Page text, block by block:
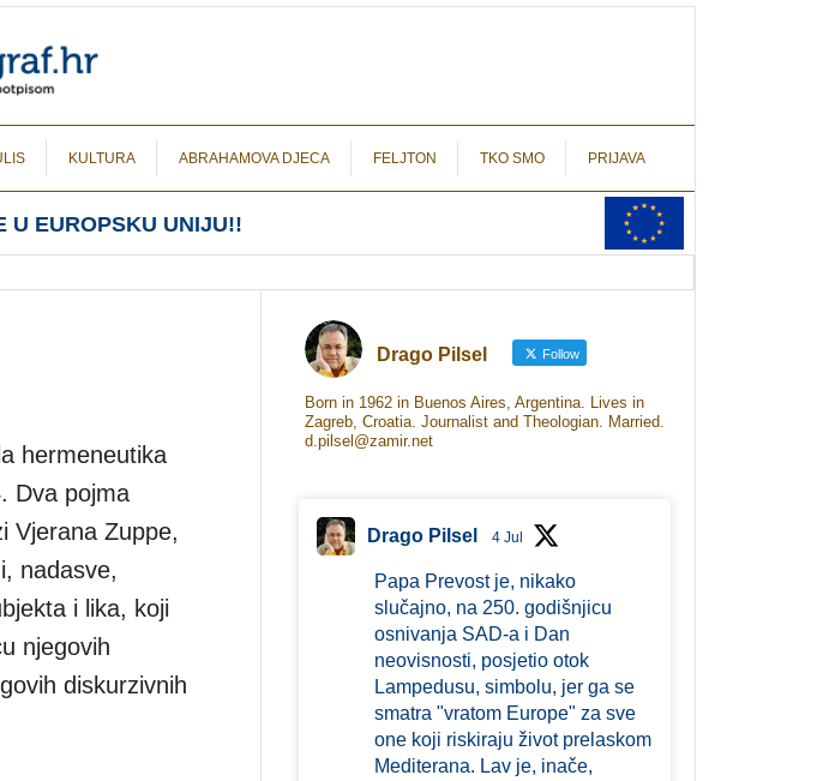
KULTURA ABRAHAMOVA DJECA FELJTON TKO SMO PRIJAVA
U EUROPSKU UNIJU!!
hermeneutika
Dva pojma
Vjerana Zuppe,
nadasve,
i lika, koji
njegovih
diskurzivnih
Drago Pilsel Follow
Born in 1962 in Buenos Aires, Argentina. Lives in
Zagreb, Croatia. Journalist and Theologian. Married.
d.pilsel@zamir.net
Drago Pilsel 4 Jul
Papa Prevost je, nikako
slučajno, na 250. godišnjicu
osnivanja SAD-a i Dan
neovisnosti, posjetio otok
Lampedusu, simbolu, jer ga se
smatra "vratom Europe" za sve
one koji riskiraju život prelaskom
Mediterana. Lav je, inače,